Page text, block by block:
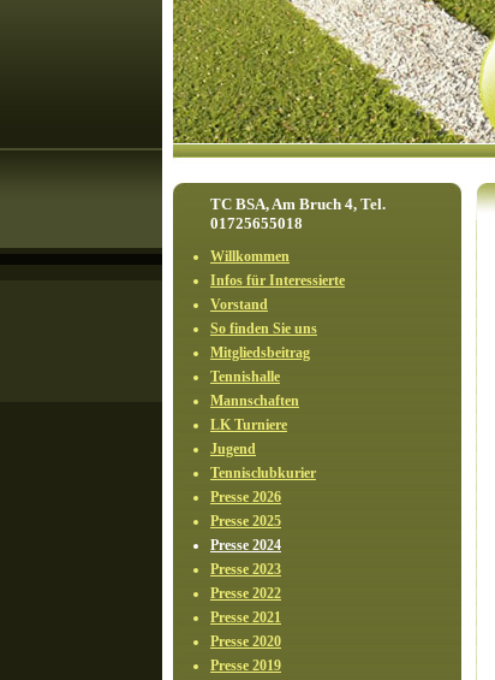
TC BSA, Am Bruch 4, Tel.
01725655018
Willkommen
Infos für Interessierte
Vorstand
So finden Sie uns
Mitgliedsbeitrag
Tennishalle
Mannschaften
LK Turniere
Jugend
Tennisclubkurier
Presse 2026
Presse 2025
Presse 2024
Presse 2023
Presse 2022
Presse 2021
Presse 2020
Presse 2019